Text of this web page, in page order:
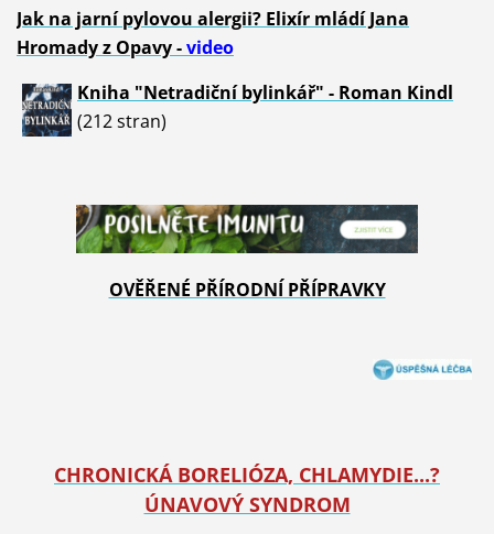
Jak na jarní pylovou alergii? Elixír mládí Jana
Hromady z Opavy -video
Kniha "Netradiční bylinkář" - Roman Kindl
(212 stran)
OVĚŘENÉ PŘÍRODNÍ PŘÍPRAVKY
CHRONICKÁ BORELIÓZA, CHLAMYDIE...?
ÚNAVOVÝ SYNDROM